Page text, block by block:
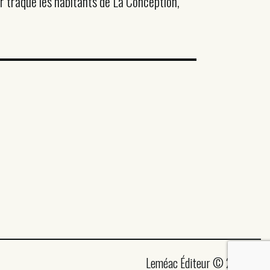
Leméac Éditeur © 2026